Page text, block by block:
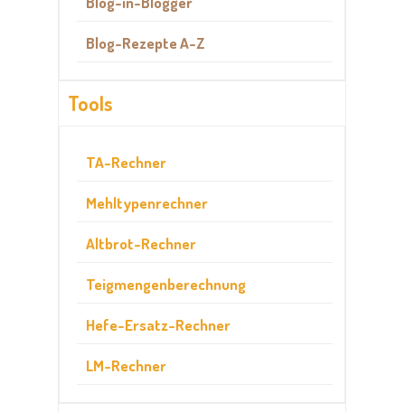
Blog-Rezepte A-Z
Tools
TA-Rechner
Mehltypenrechner
Altbrot-Rechner
Teigmengenberechnung
Hefe-Ersatz-Rechner
LM-Rechner